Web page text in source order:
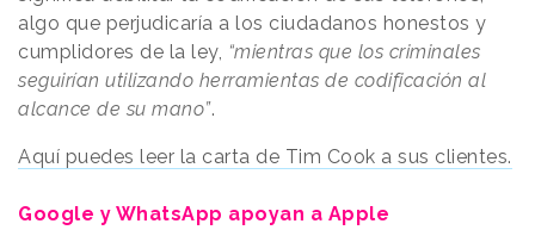
algo que perjudicaría a los ciudadanos honestos y
cumplidores de la ley, “mientras que los criminales
seguirían utilizando herramientas de codificación al
alcance de su mano”.
Aquí puedes leer la carta de Tim Cook a sus clientes.
Google y WhatsApp apoyan a Apple